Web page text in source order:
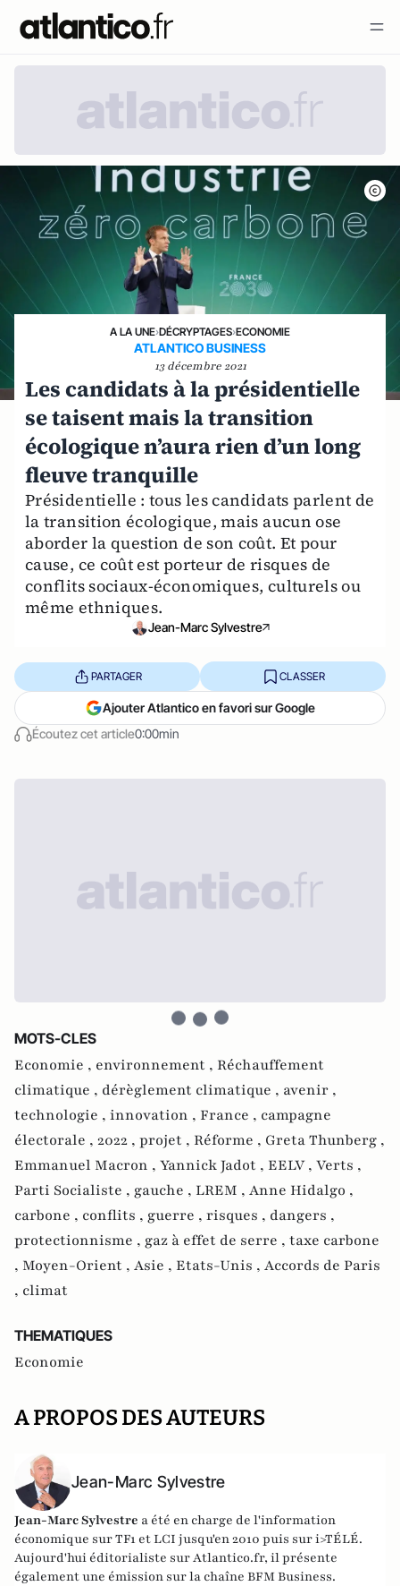
A LA UNE›DÉCRYPTAGES›ECONOMIE
ATLANTICO BUSINESS
13 décembre 2021
Les candidats à la présidentielle
se taisent mais la transition
écologique n’aura rien d’un long
fleuve tranquille
Présidentielle : tous les candidats parlent de
la transition écologique, mais aucun ose
aborder la question de son coût. Et pour
cause, ce coût est porteur de risques de
conflits sociaux-économiques, culturels ou
même ethniques.
Jean-Marc Sylvestre
Écoutez cet article0:00min
PARTAGER CLASSER
Ajouter Atlantico en favori sur Google
MOTS-CLES
Economie , environnement , Réchauffement
climatique , dérèglement climatique , avenir ,
technologie , innovation , France , campagne
électorale , 2022 , projet , Réforme , Greta Thunberg ,
Emmanuel Macron , Yannick Jadot , EELV , Verts ,
Parti Socialiste , gauche , LREM , Anne Hidalgo ,
carbone , conflits , guerre , risques , dangers ,
protectionnisme , gaz à effet de serre , taxe carbone
, Moyen-Orient , Asie , Etats-Unis , Accords de Paris
, climat
THEMATIQUES
Economie
A PROPOS DES AUTEURS
Jean-Marc Sylvestre
Jean-Marc Sylvestre a été en charge de l'information
économique sur TF1 et LCI jusqu'en 2010 puis sur i>TÉLÉ.
Aujourd'hui éditorialiste sur Atlantico.fr, il présente
également une émission sur la chaîne BFM Business.